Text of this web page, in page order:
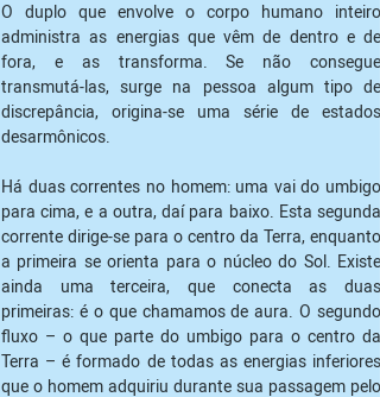
O duplo que envolve o corpo humano inteiro
administra as energias que vêm de dentro e de
fora, e as transforma. Se não consegue
transmutá-las, surge na pessoa algum tipo de
discrepância, origina-se uma série de estados
desarmônicos.
Há duas correntes no homem: uma vai do umbigo
para cima, e a outra, daí para baixo. Esta segunda
corrente dirige-se para o centro da Terra, enquanto
a primeira se orienta para o núcleo do Sol. Existe
ainda uma terceira, que conecta as duas
primeiras: é o que chamamos de aura. O segundo
fluxo – o que parte do umbigo para o centro da
Terra – é formado de todas as energias inferiores
que o homem adquiriu durante sua passagem pelo